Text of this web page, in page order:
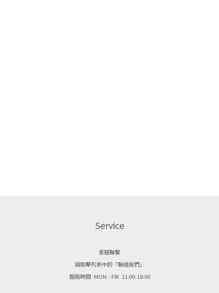
Service
客服聯繫
請點擊列表中的「聯絡我們」
服務時間 MON - FRI 11:00-18:00